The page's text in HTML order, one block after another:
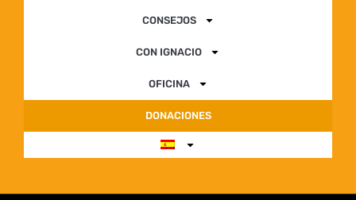
CONSEJOS
CON IGNACIO
OFICINA
DONACIONES